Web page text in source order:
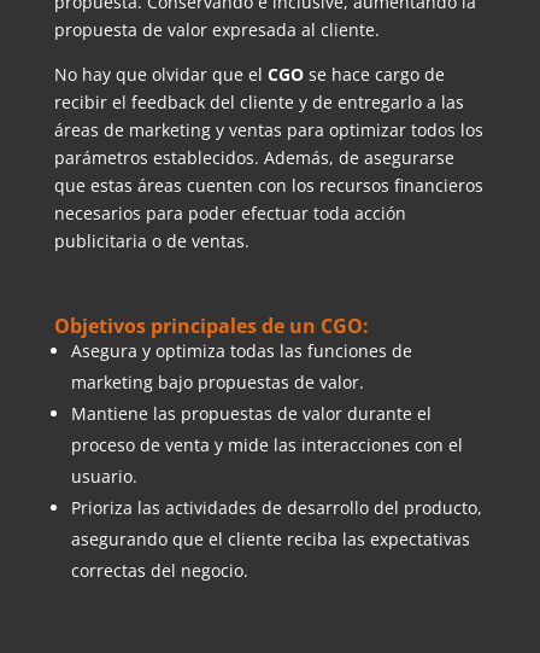
propuesta de valor expresada al cliente.
No hay que olvidar que el CGO se hace cargo de
recibir el feedback del cliente y de entregarlo a las
áreas de marketing y ventas para optimizar todos los
parámetros establecidos. Además, de asegurarse
que estas áreas cuenten con los recursos financieros
necesarios para poder efectuar toda acción
publicitaria o de ventas.
Objetivos principales de un CGO:
Asegura y optimiza todas las funciones de
marketing bajo propuestas de valor.
Mantiene las propuestas de valor durante el
proceso de venta y mide las interacciones con el
usuario.
Prioriza las actividades de desarrollo del producto,
asegurando que el cliente reciba las expectativas
correctas del negocio.